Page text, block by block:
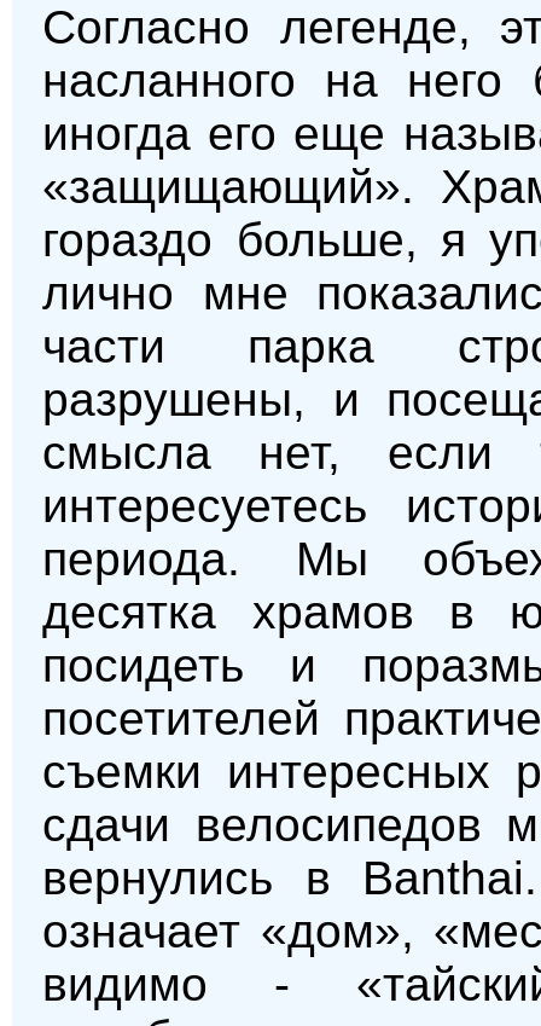
Согласно легенде,
насланного на него
иногда его еще
«защищающий».
гораздо больше, я
лично мне
части парка
разрушены, и
смысла нет, если
интересуетесь
периода. Мы
десятка храмов в
посидеть и
посетителей
съемки интересных
сдачи велосипедов
вернулись в
означает «дом»,
видимо -